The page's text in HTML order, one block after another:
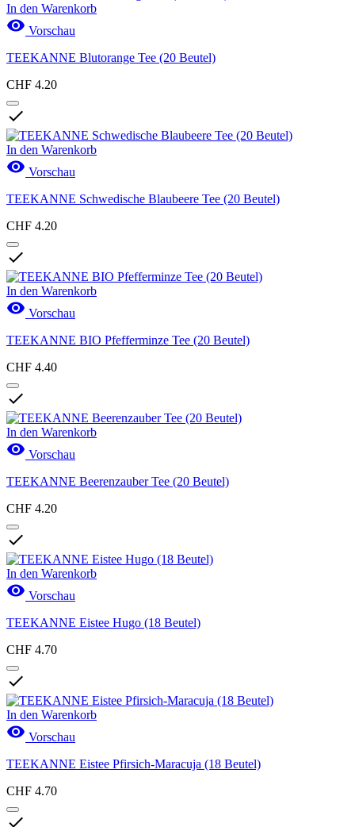
In den Warenkorb
 Vorschau
TEEKANNE Blutorange Tee (20 Beutel)
CHF 4.20

In den Warenkorb
 Vorschau
TEEKANNE Schwedische Blaubeere Tee (20 Beutel)
CHF 4.20

In den Warenkorb
 Vorschau
TEEKANNE BIO Pfefferminze Tee (20 Beutel)
CHF 4.40

In den Warenkorb
 Vorschau
TEEKANNE Beerenzauber Tee (20 Beutel)
CHF 4.20

In den Warenkorb
 Vorschau
TEEKANNE Eistee Hugo (18 Beutel)
CHF 4.70

In den Warenkorb
 Vorschau
TEEKANNE Eistee Pfirsich-Maracuja (18 Beutel)
CHF 4.70
